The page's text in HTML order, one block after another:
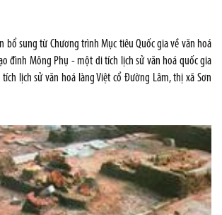
bổ sung từ Chương trình Mục tiêu Quốc gia về văn hoá
đình Mông Phụ - một di tích lịch sử văn hoá quốc gia
lịch sử văn hoá làng Việt cổ Đường Lâm, thị xã Sơn